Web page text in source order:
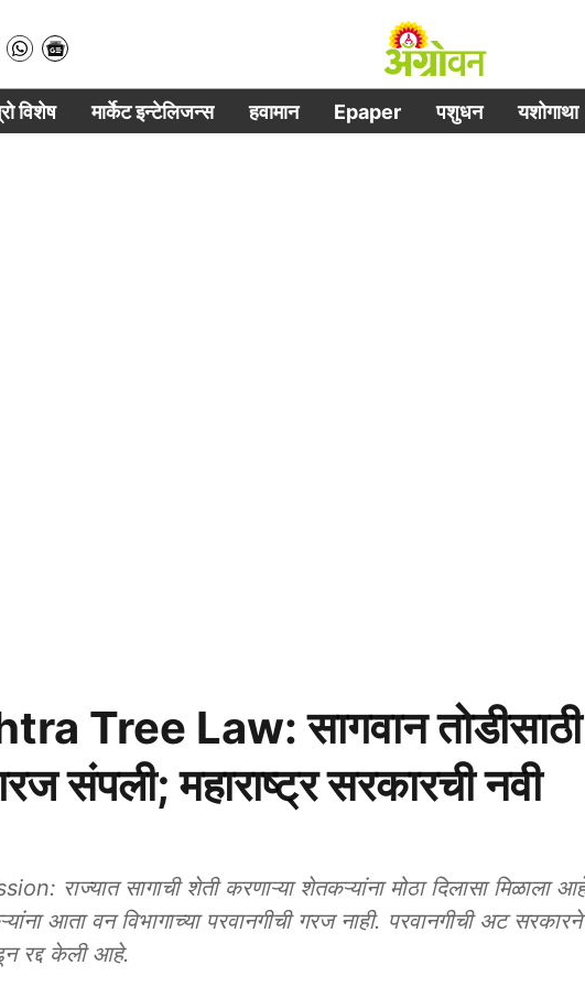
विशेष मार्केट इन्टेलिजन्स हवामान Epaper पशुधन यशोगाथा
Tree Law: सागवान तोडीसाठी
संपली; महाराष्ट्र सरकारची नवी
राज्यात सागाची शेती करणाऱ्या शेतकऱ्यांना मोठा दिलासा मिळाला
आता वन विभागाच्या परवानगीची गरज नाही. परवानगीची अट
रद्द केली आहे.